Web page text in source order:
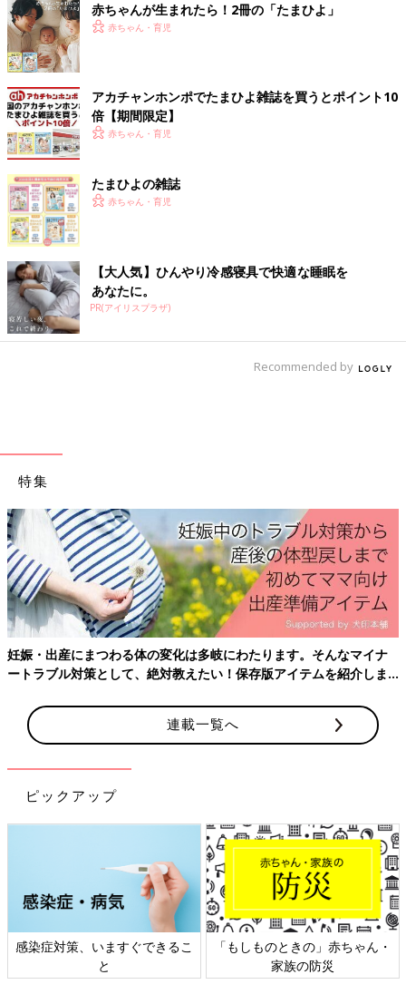
ばあば・じいじとはスマホのビデオ通話で会話。東京と三重、離れていても楽しい
時間を共有できますね。
――たかぎさんの著書にはたかぎさんの実の両親もよく登場して
います。最近の「むーちゃん」とばあば・じいじの関係はどうで
すか？
たかぎ 私の両親もとても娘をかわいがってくれています。最近
は両親とスマホのビデオ通話で会話することが多いのですが、先
日用事があったので娘がいない時間に私１人で電話をかけたら、
父が「肝心のむーちゃんは？」と娘を出してくれと言うんです。
――離れて住んでいるばあば・じいじとはビデオ通話や手紙でコ
たかぎ 実家は三重なので、頻繁に会えるわけではないですね。
でも、娘を連れて帰省することもあります。そのときは新幹線に
乗るのですが、娘は新幹線に乗ったらすぐにテーブルを出してな
にかを食べるものだと思っているので、最近は娘が好きな「崎陽
軒」のシウマイ弁当を買って乗り込みます。娘は食べるのが遅い
ので、それでだいぶ時間がつぶせますね。そして、満腹になると
昼寝をしてくれる確率が高いので、助かっています。
夫は「実行部隊」、そして私は「提案部隊」
赤ちゃんが生まれたら！2冊の「たまひよ」
赤ちゃん・育児
アカチャンホンポでたまひよ雑誌を買うとポイント10
倍【期間限定】
赤ちゃん・育児
たまひよの雑誌
赤ちゃん・育児
【大人気】ひんやり冷感寝具で快適な睡眠を
あなたに。
PR(アイリスプラザ)
Recommended by
特集
妊娠・出産にまつわる体の変化は多岐にわたります。そんなマイナ
ートラブル対策として、絶対教えたい！保存版アイテムを紹介しま
連載一覧へ
ピックアップ
感染症対策、いますぐできるこ
と
「もしものときの」赤ちゃん・
家族の防災